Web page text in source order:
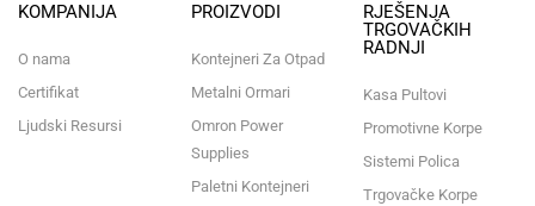
KOMPANIJA
O nama
Certifikat
Ljudski Resursi
PROIZVODI
Kontejneri Za Otpad
Metalni Ormari
Omron Power
Supplies
Paletni Kontejneri
RJEŠENJA
TRGOVAČKIH
RADNJI
Kasa Pultovi
Promotivne Korpe
Sistemi Polica
Trgovačke Korpe